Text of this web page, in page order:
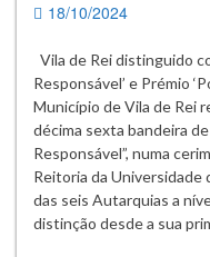
18/10/2024
Vila de Rei distinguido
Responsável’ e Prémio
Município de Vila de Rei
décima sexta bandeira
Responsável”, numa
Reitoria da Universidade
das seis Autarquias a
distinção desde a sua